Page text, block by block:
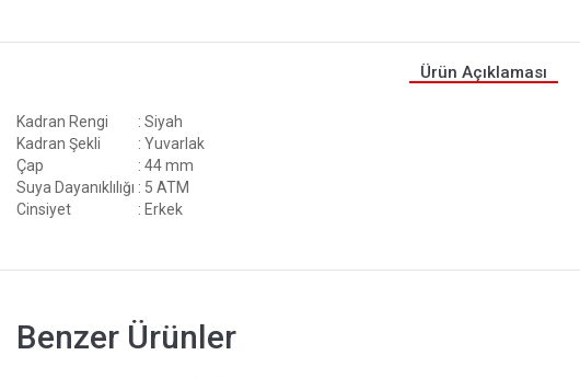
Ürün Açıklaması
Kadran Rengi
: Siyah
Kadran Şekli
: Yuvarlak
Çap
: 44 mm
Suya Dayanıklılığı : 5 ATM
Cinsiyet
: Erkek
Benzer Ürünler